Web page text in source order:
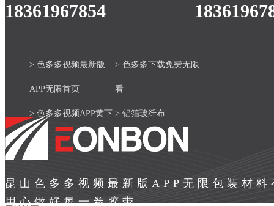
18361967854
> 色多多视频最新版
APP无限首页
> 色多多下载免费无限
看
> 色多多视频APP黄下
载安装官网
> 铝箔玻纤布
> 产品中心
> 色多多视频最新版
APP无限案例 > 关于色多多视频最新
昆山色多多视频最新版APP无限包装材
用心做好每一卷胶带